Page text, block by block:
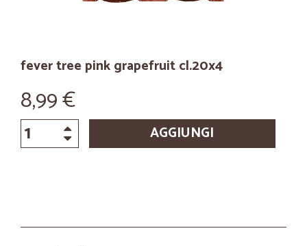
fever tree pink grapefruit cl.20x4
8,99 €
AGGIUNGI